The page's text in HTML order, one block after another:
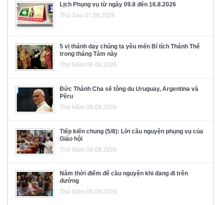
Lịch Phụng vụ từ ngày 09.8 đến 16.8.2026
Thứ Sáu 07.08.2026
5 vị thánh dạy chúng ta yêu mến Bí tích Thánh Thể
trong tháng Tám này
Thứ Năm 06.08.2026
Đức Thánh Cha sẽ tông du Uruguay, Argentina và
Pêru
Thứ Năm 06.08.2026
Tiếp kiến chung (5/8): Lời cầu nguyện phụng vụ của
Giáo hội
Thứ Năm 06.08.2026
Năm thời điểm để cầu nguyện khi đang đi trên
đường
Thứ Năm 06.08.2026